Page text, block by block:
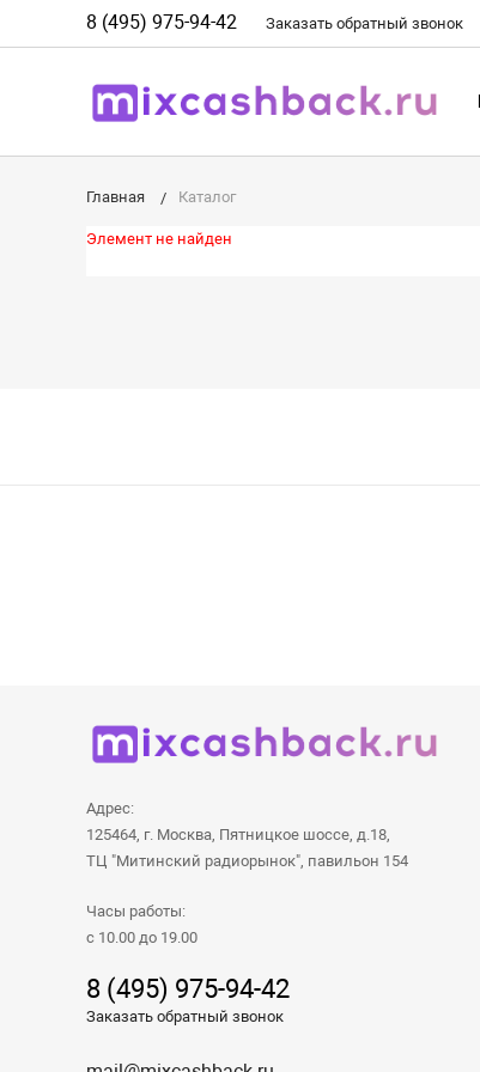
8 (495) 975-94-42 Заказать обратный звонок
Главная Каталог
Элемент не найден
Адрес:
125464, г. Москва, Пятницкое шоссе, д.18,
ТЦ "Митинский радиорынок", павильон 154
Часы работы:
с 10.00 до 19.00
8 (495) 975-94-42
Заказать обратный звонок